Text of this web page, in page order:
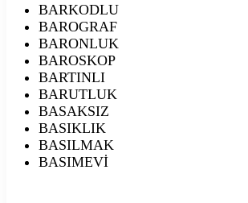
BARKODLU
BAROGRAF
BARONLUK
BAROSKOP
BARTINLI
BARUTLUK
BASAKSIZ
BASIKLIK
BASILMAK
BASIMEVİ